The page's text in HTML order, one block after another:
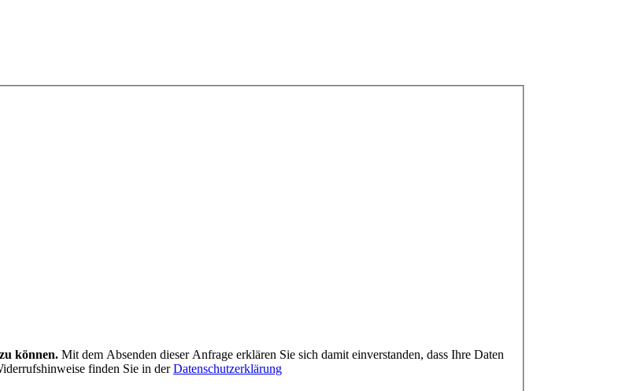
können. Mit dem Absenden dieser Anfrage erklären Sie sich damit einverstanden, dass Ihre Daten
finden Sie in derDatenschutzerklärung